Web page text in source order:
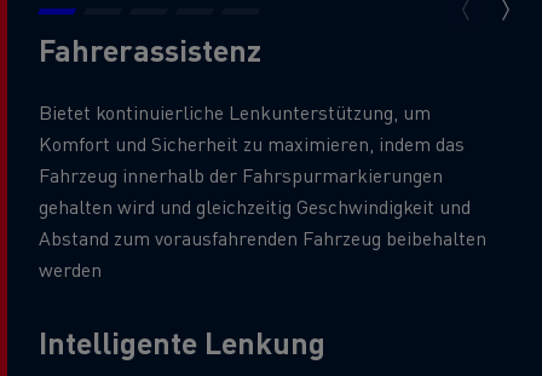
Fahrerassistenz
Bietet kontinuierliche Lenkunterstützung, um
Komfort und Sicherheit zu maximieren, indem das
Fahrzeug innerhalb der Fahrspurmarkierungen
gehalten wird und gleichzeitig Geschwindigkeit und
Abstand zum vorausfahrenden Fahrzeug beibehalten
werden
Intelligente Lenkung